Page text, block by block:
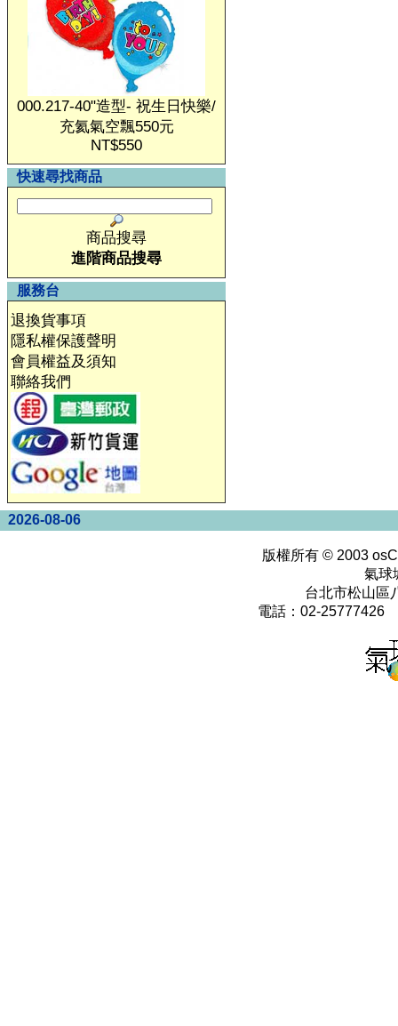
000.217-40"造型- 祝生日快樂/
充氦氣空飄550元
NT$550
快速尋找商品
商品搜尋
進階商品搜尋
服務台
退換貨事項
隱私權保護聲明
會員權益及須知
聯絡我們
2026-08-06
版權所有 © 2003
氣球
台北市松山區
電話：02-25777426